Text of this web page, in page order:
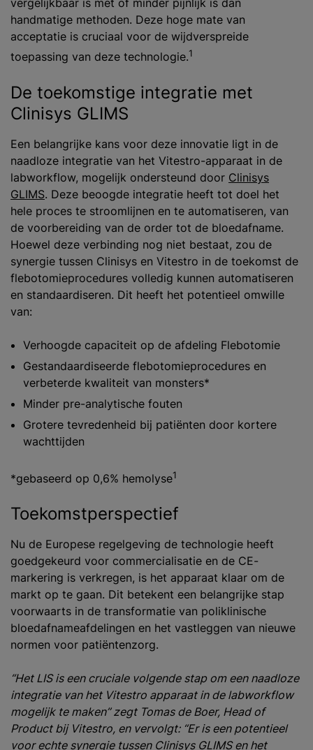
vergelijkbaar is met of minder pijnlijk is dan
handmatige methoden. Deze hoge mate van
acceptatie is cruciaal voor de wijdverspreide
toepassing van deze technologie.1
De toekomstige integratie met
Clinisys GLIMS
Een belangrijke kans voor deze innovatie ligt in de
naadloze integratie van het Vitestro-apparaat in de
labworkflow, mogelijk ondersteund door Clinisys
GLIMS. Deze beoogde integratie heeft tot doel het
hele proces te stroomlijnen en te automatiseren, van
de voorbereiding van de order tot de bloedafname.
Hoewel deze verbinding nog niet bestaat, zou de
synergie tussen Clinisys en Vitestro in de toekomst de
flebotomieprocedures volledig kunnen automatiseren
en standaardiseren. Dit heeft het potentieel omwille
van:
Verhoogde capaciteit op de afdeling Flebotomie
Gestandaardiseerde flebotomieprocedures en
verbeterde kwaliteit van monsters*
Minder pre-analytische fouten
Grotere tevredenheid bij patiënten door kortere
wachttijden
*gebaseerd op 0,6% hemolyse1
Toekomstperspectief
Nu de Europese regelgeving de technologie heeft
goedgekeurd voor commercialisatie en de CE-
markering is verkregen, is het apparaat klaar om de
markt op te gaan. Dit betekent een belangrijke stap
voorwaarts in de transformatie van poliklinische
bloedafnameafdelingen en het vastleggen van nieuwe
normen voor patiëntenzorg.
“Het LIS is een cruciale volgende stap om een naadloze
integratie van het Vitestro apparaat in de labworkflow
mogelijk te maken” zegt Tomas de Boer, Head of
Product bij Vitestro, en vervolgt: “Er is een potentieel
voor echte synergie tussen Clinisys GLIMS en het